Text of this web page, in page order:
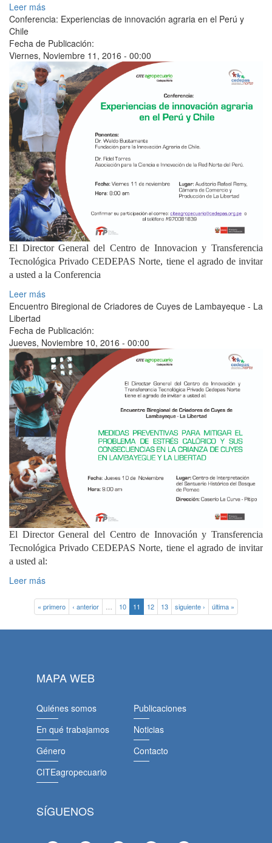
Leer más
Conferencia: Experiencias de innovación agraria en el Perú y
Chile
Fecha de Publicación:
Viernes, Noviembre 11, 2016 - 00:00
El Director General del Centro de Innovacion y Transferencia
Tecnológica Privado CEDEPAS Norte, tiene el agrado de invitar
a usted a la Conferencia
Leer más
Encuentro Biregional de Criadores de Cuyes de Lambayeque - La
Libertad
Fecha de Publicación:
Jueves, Noviembre 10, 2016 - 00:00
El Director General del Centro de Innovación y Transferencia
Tecnológica Privado CEDEPAS Norte, tiene el agrado de invitar
a usted al:
Leer más
« primero ‹ anterior … 10 11 12 13 siguiente › última »
MAPA WEB
Quiénes somos
En qué trabajamos
Género
CITEagropecuario
Publicaciones
Noticias
Contacto
SÍGUENOS